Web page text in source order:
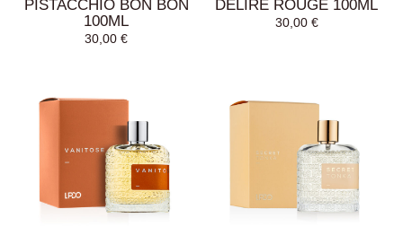
PISTACCHIO BON BON
100ML
30,00€
AGGIUNGI AL
CARRELLO
DÈLIRE ROUGE 100ML
30,00 €
AGGIUNGI AL
CARRELLO